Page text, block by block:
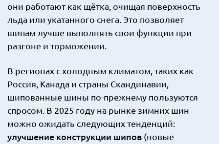
они работают как щётка, очищая поверхность
льда или укатанного снега. Это позволяет
шипам лучше выполнять свои функции при
разгоне и торможении.
В регионах с холодным климатом, таких как
Россия, Канада и страны Скандинавии,
шипованные шины по-прежнему пользуются
спросом. В 2025 году на рынке зимних шин
можно ожидать следующих тенденций:
улучшение конструкции шипов (новые